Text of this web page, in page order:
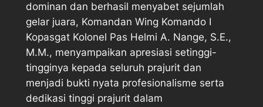
dominan dan berhasil menyabet sejumlah
gelar juara, Komandan Wing Komando I
Kopasgat Kolonel Pas Helmi A. Nange, S.E.,
M.M., menyampaikan apresiasi setinggi-
tingginya kepada seluruh prajurit dan
menjadi bukti nyata profesionalisme serta
dedikasi tinggi prajurit dalam